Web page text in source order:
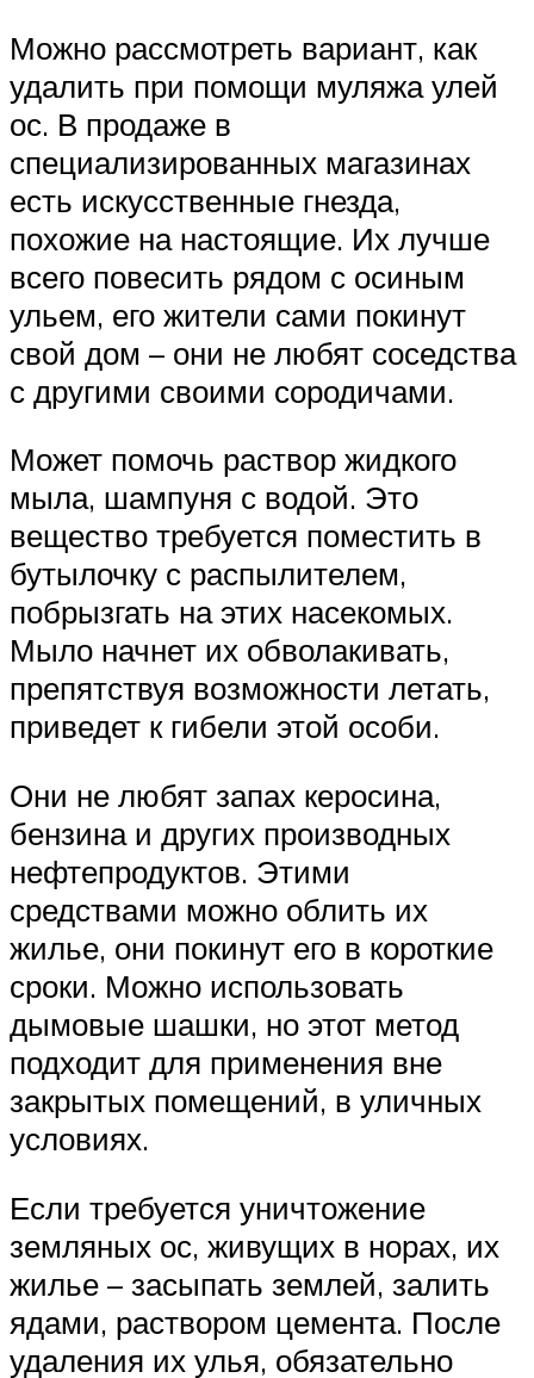
Можно рассмотреть вариант, как
удалить при помощи муляжа улей
ос. В продаже в
специализированных магазинах
есть искусственные гнезда,
похожие на настоящие. Их лучше
всего повесить рядом с осиным
ульем, его жители сами покинут
свой дом – они не любят соседства
с другими своими сородичами.
Может помочь раствор жидкого
мыла, шампуня с водой. Это
вещество требуется поместить в
бутылочку с распылителем,
побрызгать на этих насекомых.
Мыло начнет их обволакивать,
препятствуя возможности летать,
приведет к гибели этой особи.
Они не любят запах керосина,
бензина и других производных
нефтепродуктов. Этими
средствами можно облить их
жилье, они покинут его в короткие
сроки. Можно использовать
дымовые шашки, но этот метод
подходит для применения вне
закрытых помещений, в уличных
условиях.
Если требуется уничтожение
земляных ос, живущих в норах, их
жилье – засыпать землей, залить
ядами, раствором цемента. После
удаления их улья, обязательно